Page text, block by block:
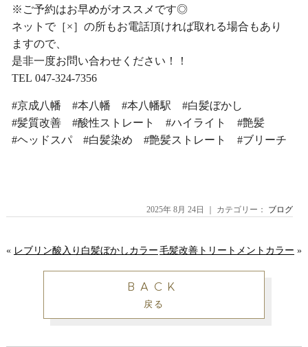
※ご予約はお早めがオススメです◎
ネットで［×］の所もお電話頂ければ取れる場合もあり
ますので、
是非一度お問い合わせください！！
TEL 047-324-7356
#京成八幡 #本八幡 #本八幡駅 #白髪ぼかし
#髪質改善 #酸性ストレート #ハイライト #艶髪
#ヘッドスパ #白髪染め #艶髪ストレート #ブリーチ
2025年 8月 24日 ｜ カテゴリー： ブログ
« レブリン酸入り白髪ぼかしカラー 毛髪改善トリートメントカラー »
BACK
戻る